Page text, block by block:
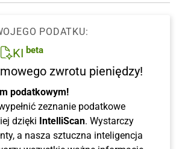
PODATKU:
KI beta
zwrotu pieniędzy!
podatkowym!
zeznanie podatkowe
dzięki IntelliScan. Wystarczy
a nasza sztuczna inteligencja